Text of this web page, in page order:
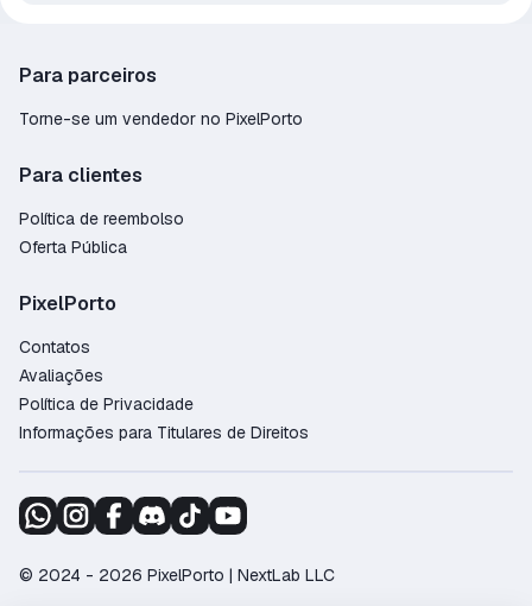
Para parceiros
Torne-se um vendedor no PixelPorto
Para clientes
Política de reembolso
Oferta Pública
PixelPorto
Contatos
Avaliações
Política de Privacidade
Informações para Titulares de Direitos
© 2024 - 2026 PixelPorto | NextLab LLC